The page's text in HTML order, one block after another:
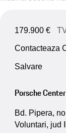
179.900 €
Contacteaza
Salvare
Porsche
Bd. Pipera,
Voluntari, jud